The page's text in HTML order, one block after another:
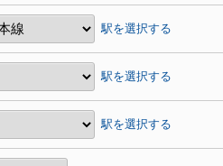
駅を選択する
駅を選択する
駅を選択する